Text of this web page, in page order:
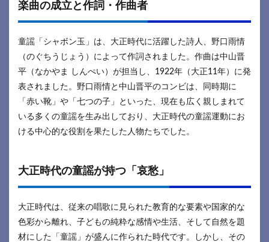
楽曲の成立と作詞・作曲者
童謡「シャボン玉」は、大正時代に活躍した詩人、野口雨情
（のぐちうじょう）によって作詞されました。作曲は中山晋
平（なかやま しんぺい）が担当し、1922年（大正11年）に発
表されました。野口雨情と中山晋平のコンビは、同時期に
「赤い靴」や「七つの子」といった、現在も広く親しまれて
いる多くの童謡を生み出しており、大正時代の童謡運動にお
ける中心的な役割を果たした人物たちでした。
大正時代の童謡が持つ「哀愁」
大正時代は、従来の唱歌に見られた教育的な要素や国家的な
色彩から離れ、子どもの純粋な感情や生活、そして自然を題
材にした「童謡」が盛んに作られた時代です。しかし、その